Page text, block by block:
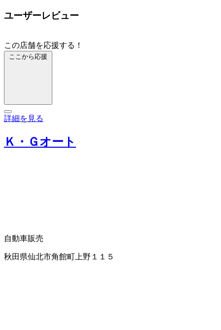
ユーザーレビュー
この店舗を応援する！
ここから応援
詳細を見る
Ｋ・Ｇオート
自動車販売
秋田県仙北市角館町上野１１５